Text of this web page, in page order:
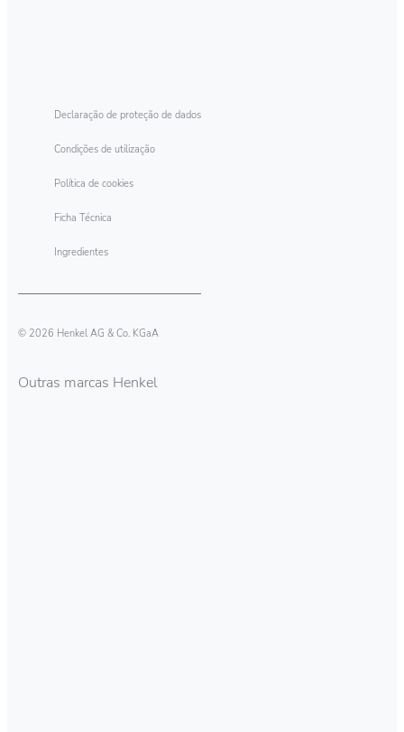
Declaração de proteção de dados
Condições de utilização
Política de cookies
Ficha Técnica
Ingredientes
© 2026 Henkel AG & Co. KGaA
Outras marcas Henkel